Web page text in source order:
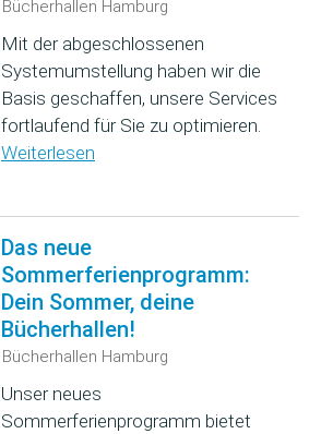
Bücherhallen Hamburg
Mit der abgeschlossenen
Systemumstellung haben wir die
Basis geschaffen, unsere Services
fortlaufend für Sie zu optimieren.
Weiterlesen
Das neue
Sommerferienprogramm:
Dein Sommer, deine
Bücherhallen!
Bücherhallen Hamburg
Unser neues
Sommerferienprogramm bietet